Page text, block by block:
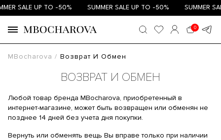
SALE UP TO -50% SUMMER SALE UP TO -50% SUMMER
0
MBocharova Возврат И Обмен
ВОЗВРАТ И ОБМЕН
Любой товар бренда MBocharova, приобретенный в
интернет-магазине, может быть возвращен или обменян не
позднее 14 дней без учета дня покупки.
Вернуть или обменять вещь Вы вправе только при наличии